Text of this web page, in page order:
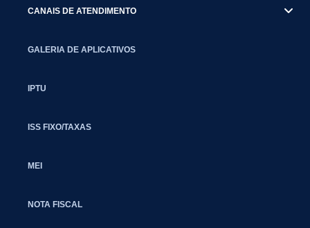
CANAIS DE ATENDIMENTO
GALERIA DE APLICATIVOS
IPTU
ISS FIXO/TAXAS
MEI
NOTA FISCAL